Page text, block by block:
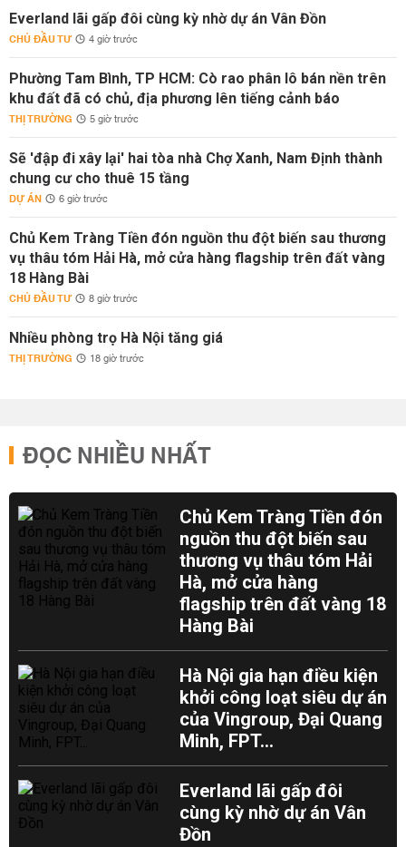
Everland lãi gấp đôi cùng kỳ nhờ dự án Vân Đồn
CHỦ ĐẦU TƯ 4 giờ trước
Phường Tam Bình, TP HCM: Cò rao phân lô bán nền trên
khu đất đã có chủ, địa phương lên tiếng cảnh báo
THỊ TRƯỜNG 5 giờ trước
Sẽ 'đập đi xây lại' hai tòa nhà Chợ Xanh, Nam Định thành
chung cư cho thuê 15 tầng
DỰ ÁN 6 giờ trước
Chủ Kem Tràng Tiền đón nguồn thu đột biến sau thương
vụ thâu tóm Hải Hà, mở cửa hàng flagship trên đất vàng
18 Hàng Bài
CHỦ ĐẦU TƯ 8 giờ trước
Nhiều phòng trọ Hà Nội tăng giá
THỊ TRƯỜNG 18 giờ trước
ĐỌC NHIỀU NHẤT
Chủ Kem Tràng Tiền đón
nguồn thu đột biến sau
thương vụ thâu tóm Hải
Hà, mở cửa hàng
flagship trên đất vàng 18
Hàng Bài
Hà Nội gia hạn điều kiện
khởi công loạt siêu dự án
của Vingroup, Đại Quang
Minh, FPT...
Everland lãi gấp đôi
cùng kỳ nhờ dự án Vân
Đồn